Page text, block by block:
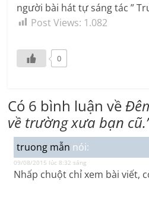
người bài hát tự sáng tác ”
Post Views: 1.082
0
Có 6 bình luận về
về trường xưa bạn
truong mẫn nói:
09/08/2015 lúc 8:32 sáng
Nhấp chuột chỉ xem bài viết,